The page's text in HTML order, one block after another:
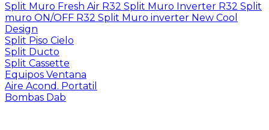
Split Muro Fresh Air R32 Split Muro Inverter R32 Split
muro ON/OFF R32 Split Muro inverter New Cool
Design
Split Piso Cielo
Split Ducto
Split Cassette
Equipos Ventana
Aire Acond. Portatil
Bombas Dab